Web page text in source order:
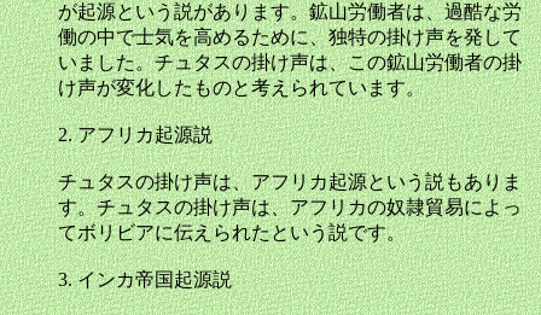
が起源という説があります。鉱山労働者は、過酷な労
働の中で士気を高めるために、独特の掛け声を発して
いました。チュタスの掛け声は、この鉱山労働者の掛
け声が変化したものと考えられています。
2. アフリカ起源説
チュタスの掛け声は、アフリカ起源という説もありま
す。チュタスの掛け声は、アフリカの奴隷貿易によっ
てボリビアに伝えられたという説です。
3. インカ帝国起源説